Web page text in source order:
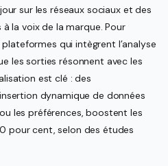
sur les réseaux sociaux et des
la voix de la marque. Pour
qui intègrent l’analyse
les sorties résonnent avec les
est clé : des
dynamique de données
les préférences, boostent les
pour cent, selon des études